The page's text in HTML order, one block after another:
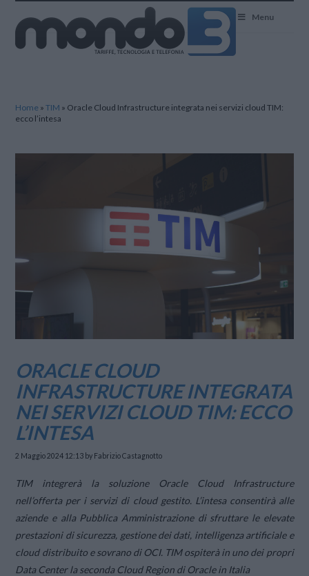
Menu
Home »TIM » Oracle Cloud Infrastructure integrata nei servizi cloud TIM:
ecco l’intesa
ORACLE CLOUD
INFRASTRUCTURE INTEGRATA
NEI SERVIZI CLOUD TIM: ECCO
L’INTESA
2 Maggio 2024 12:13 by Fabrizio Castagnotto
TIM integrerà la soluzione Oracle Cloud Infrastructure
nell’offerta per i servizi di cloud gestito. L’intesa consentirà alle
aziende e alla Pubblica Amministrazione di sfruttare le elevate
prestazioni di sicurezza, gestione dei dati, intelligenza artificiale e
cloud distribuito e sovrano di OCI. TIM ospiterà in uno dei propri
Data Center la seconda Cloud Region di Oracle in Italia